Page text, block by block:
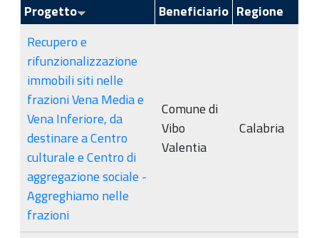
Progetto
Beneficiario Regione
Recupero e
rifunzionalizzazione
immobili siti nelle
frazioni Vena Media e
Vena Inferiore, da
destinare a Centro
culturale e Centro di
aggregazione sociale -
Aggreghiamo nelle
frazioni
Comune di
Vibo
Valentia
Calabria